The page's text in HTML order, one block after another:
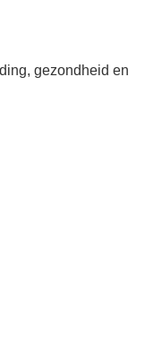
gezondheid en